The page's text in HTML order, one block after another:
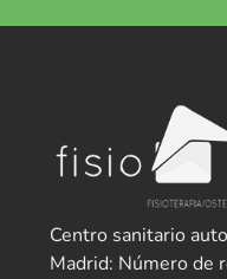
Centro sanitario
Madrid: Número de